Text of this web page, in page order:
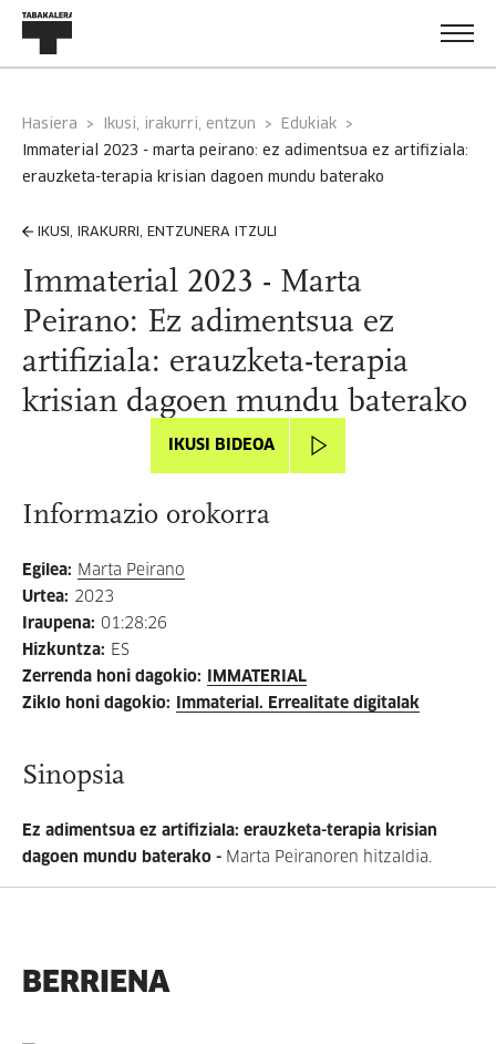
Hasiera Ikusi, irakurri, entzun
Edukiak
erauzketa-terapia krisian dagoen mundu baterako
IKUSI, IRAKURRI, ENTZUNERA ITZULI
Immaterial 2023 - Marta
Peirano: Ez adimentsua ez
artifiziala: erauzketa-terapia
krisian dagoen mundu baterako
IKUSI BIDEOA
Informazio orokorra
Egilea: Marta Peirano
Urtea: 2023
Iraupena: 01:28:26
Hizkuntza: ES
Zerrenda honi dagokio:
IMMATERIAL
Ziklo honi dagokio: Immaterial. Errealitate digitalak
Sinopsia
Ez adimentsua ez artifiziala: erauzketa-terapia krisian
dagoen mundu baterako - Marta Peiranoren hitzaldia.
BERRIENA